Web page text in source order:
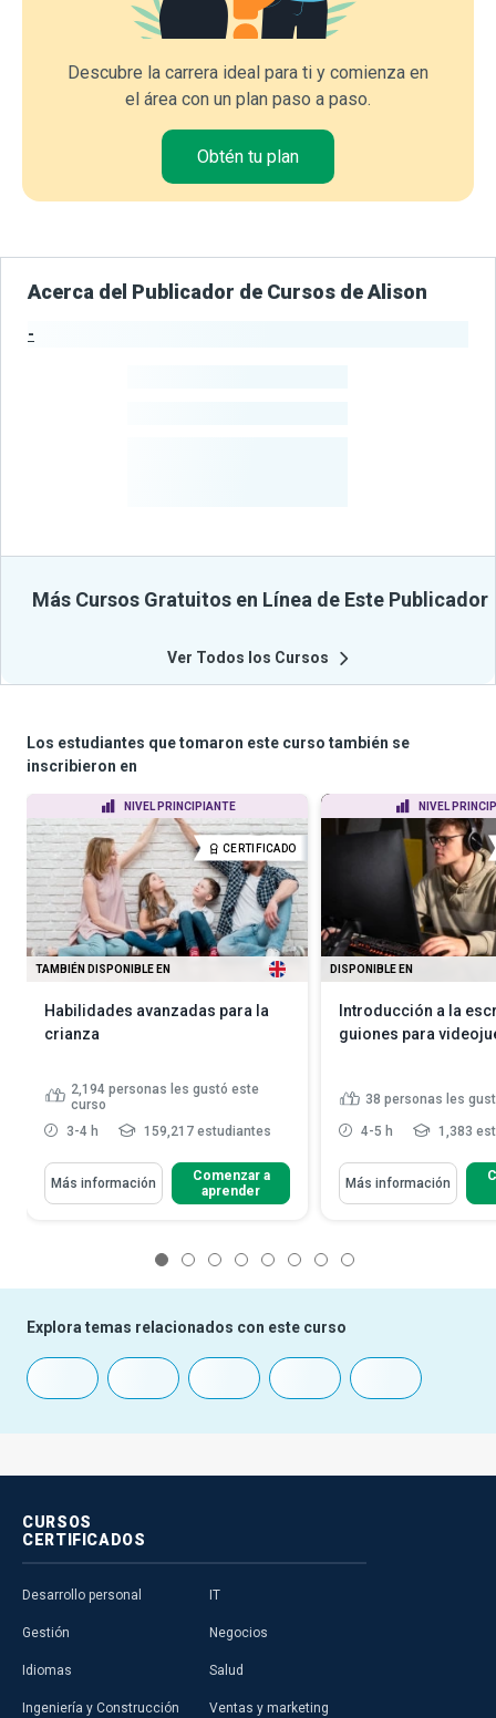
Descubre la carrera ideal para ti y comienza en
el área con un plan paso a paso.
Obtén tu plan
Acerca del Publicador de Cursos de Alison
-
Más Cursos Gratuitos en Línea de Este Publicador
Ver Todos los Cursos
Los estudiantes que tomaron este curso también se
inscribieron en
NIVEL PRINCIPIANTE
CERTIFICADO
TAMBIÉN DISPONIBLE EN
Habilidades avanzadas para la
crianza
2,194 personas les gustó este
curso
3-4 h
159,217 estudiantes
Más información
Comenzar a
aprender
NIVEL
DISPONIBLE EN
Introducción a la
guiones para
38 personas les
4-5 h 1,383
Más información
Explora temas relacionados con este curso
CURSOS
CERTIFICADOS
Desarrollo personal
Gestión
Idiomas
Ingeniería y Construcción
IT
Negocios
Salud
Ventas y marketing